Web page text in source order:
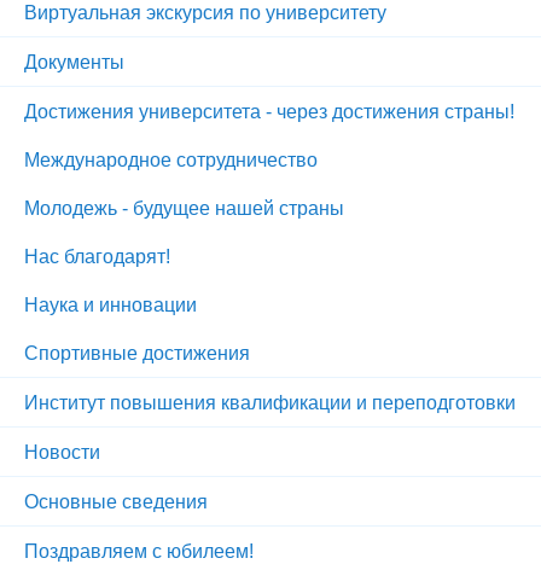
Виртуальная экскурсия по университету
Документы
Достижения университета - через достижения страны!
Международное сотрудничество
Молодежь - будущее нашей страны
Нас благодарят!
Наука и инновации
Спортивные достижения
Институт повышения квалификации и переподготовки
Новости
Основные сведения
Поздравляем с юбилеем!